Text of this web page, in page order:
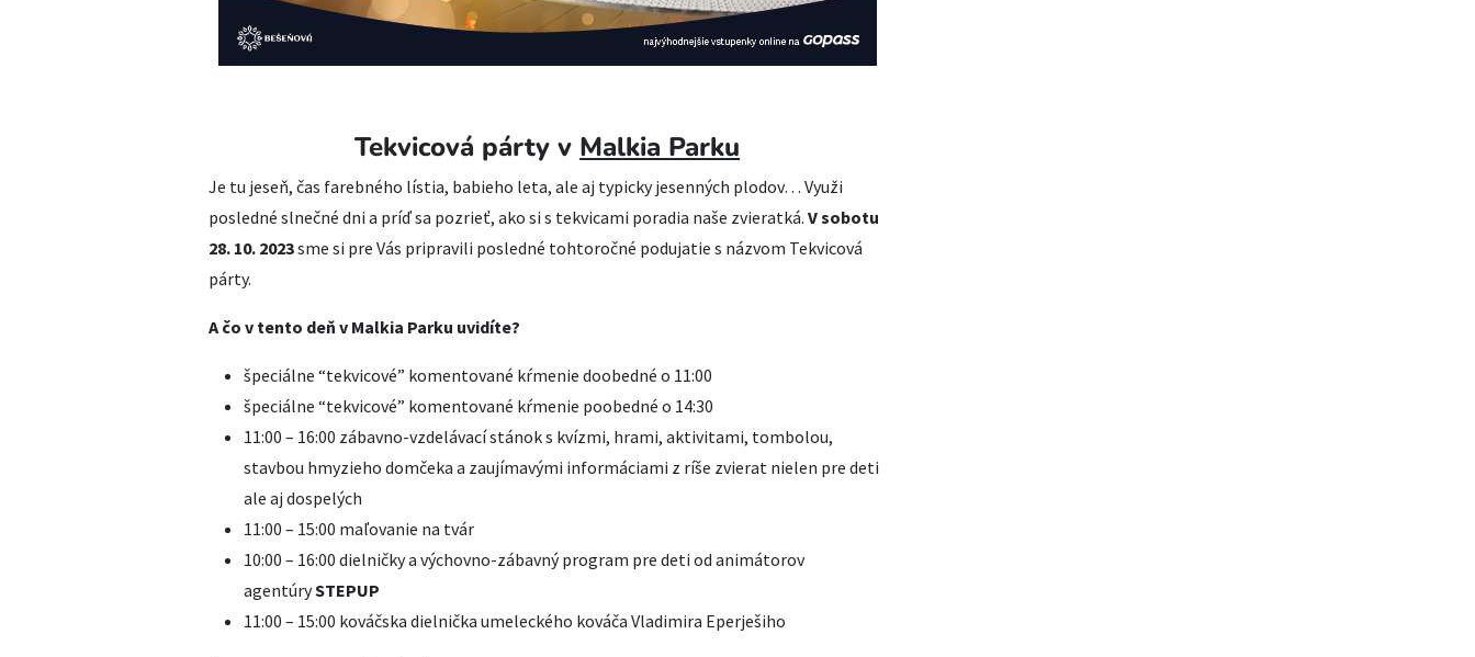
Tekvicová párty v Malkia Parku
Je tu jeseň, čas farebného lístia, babieho leta, ale aj typicky jesenných plodov… Využi
posledné slnečné dni a príď sa pozrieť, ako si s tekvicami poradia naše zvieratká. V sobotu
28. 10. 2023sme si pre Vás pripravili posledné tohtoročné podujatie s názvom Tekvicová
párty.
A čo v tento deň v Malkia Parku uvidíte?
špeciálne “tekvicové” komentované kŕmenie doobedné o 11:00
špeciálne “tekvicové” komentované kŕmenie poobedné o 14:30
11:00 – 16:00 zábavno-vzdelávací stánok s kvízmi, hrami, aktivitami, tombolou,
stavbou hmyzieho domčeka a zaujímavými informáciami z ríše zvierat nielen pre deti
ale aj dospelých
11:00 – 15:00 maľovanie na tvár
10:00 – 16:00 dielničky a výchovno-zábavný program pre deti od animátorov
agentúrySTEPUP
11:00 – 15:00 kováčska dielnička umeleckého kováča Vladimira Eperješiho